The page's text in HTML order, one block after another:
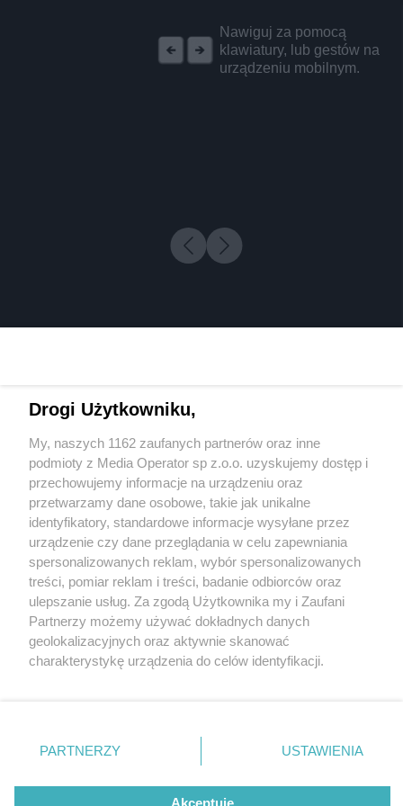
Nawiguj za pomocą
klawiatury, lub gestów na
urządzeniu mobilnym.
1 / 0
Wydawca mediów lokalnych
Nie zapomnij
zapoznać się z:
polityką prywatności regulamin korzystania z portali
Twojemiasto
Piekary Śląskie
Chorzów
Tarnowskie Góry
Gliwice
Skontakuj sięz nami
Kontakt
Wydawca
Redakcja
Drogi Użytkowniku,
My, naszych 1162 zaufanych partnerów oraz inne
podmioty z Media Operator sp z.o.o. uzyskujemy dostęp i
przechowujemy informacje na urządzeniu oraz
przetwarzamy dane osobowe, takie jak unikalne
identyfikatory, standardowe informacje wysyłane przez
urządzenie czy dane przeglądania w celu zapewniania
spersonalizowanych reklam, wybór spersonalizowanych
treści, pomiar reklam i treści, badanie odbiorców oraz
ulepszanie usług. Za zgodą Użytkownika my i Zaufani
Partnerzy możemy używać dokładnych danych
geolokalizacyjnych oraz aktywnie skanować
charakterystykę urządzenia do celów identyfikacji.
zmienić/wycofać klikając przycisk ustawień prywatności
znajdujący się w lewym dolnym rogu strony
rodzaje przetwarzania danych nie wymagają zgody
użytkownika, ale masz prawo sprzeciwić się takiemu
PARTNERZY USTAWIENIA
Akceptuję